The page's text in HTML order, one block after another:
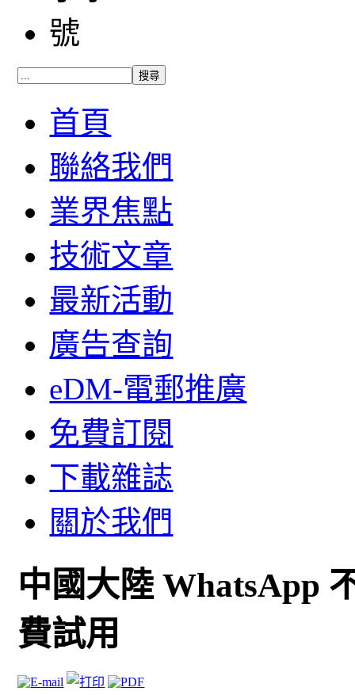
首頁
聯絡我們
業界焦點
技術文章
最新活動
廣告查詢
eDM-電郵推廣
免費訂閱
下載雜誌
關於我們
中國大陸 WhatsApp
費試用